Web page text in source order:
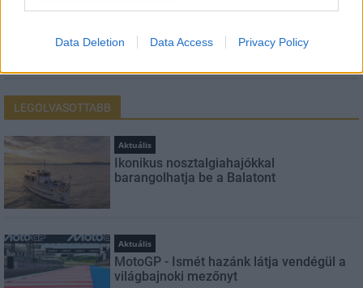
Data Deletion Data Access Privacy Policy
FELIRATKOZÁS
LEGOLVASOTTABB
Aktuális
Ikonikus nosztalgiahajókkal
barangolhatja be a Balatont
Aktuális
MotoGP - Ismét hazánk látja vendégül a
világbajnoki mezőnyt